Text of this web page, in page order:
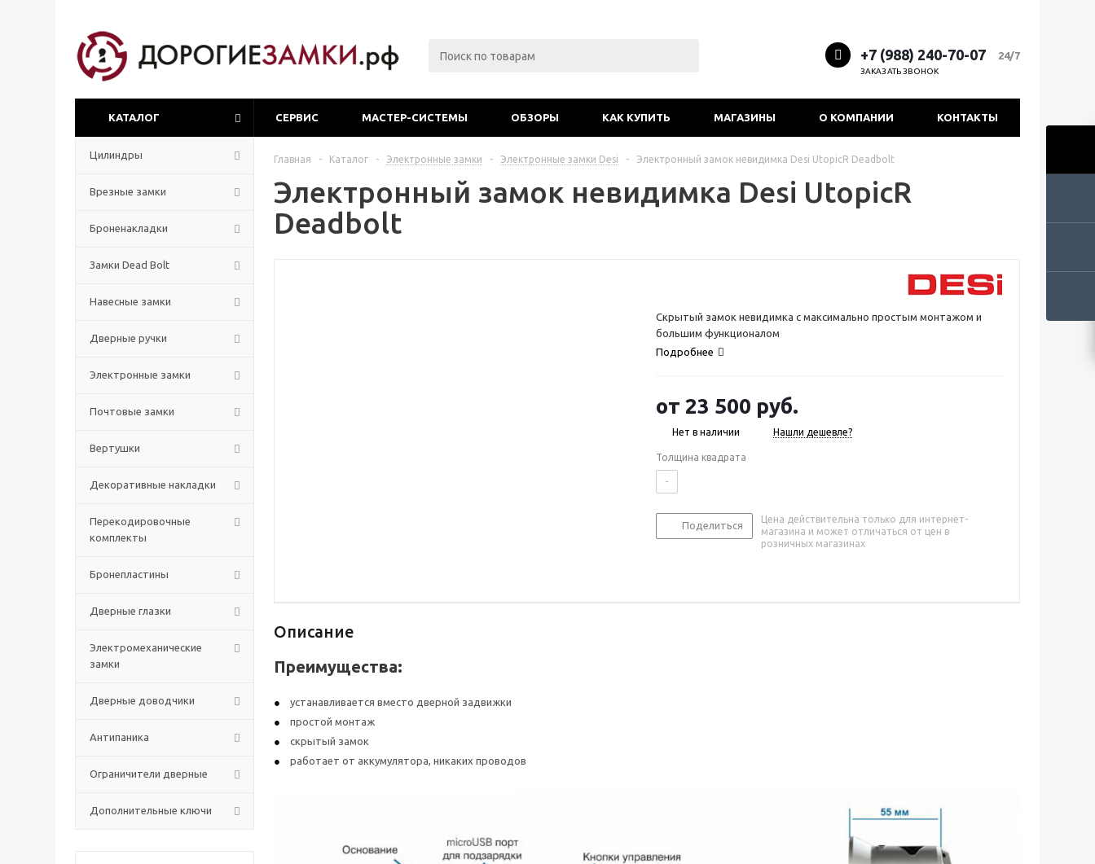
+7 (988) 240-70-07 24/7
ЗАКАЗАТЬ ЗВОНОК
КАТАЛОГ СЕРВИС МАСТЕР-СИСТЕМЫ ОБЗОРЫ КАК КУПИТЬ МАГАЗИНЫ О КОМПАНИИ КОНТАКТЫ
Цилиндры
Врезные замки
Броненакладки
Замки Dead Bolt
Навесные замки
Дверные ручки
Электронные замки
Почтовые замки
Вертушки
Декоративные накладки
Перекодировочные
комплекты
Бронепластины
Дверные глазки
Электромеханические
замки
Дверные доводчики
Антипаника
Ограничители дверные
Дополнительные ключи
Главная - Каталог - Электронные замки - Электронные замки Desi - Электронный замок невидимка Desi UtopicR Deadbolt
Электронный замок невидимка Desi UtopicR
Deadbolt
Скрытый замок невидимка с максимально простым монтажом и
большим функционалом
Подробнее
от 23 500 руб.
Нет в наличии Нашли дешевле?
Толщина квадрата
-
Поделиться
Цена действительна только для интернет-
магазина и может отличаться от цен в
розничных магазинах
Описание
Преимущества:
устанавливается вместо дверной задвижки
простой монтаж
скрытый замок
работает от аккумулятора, никаких проводов